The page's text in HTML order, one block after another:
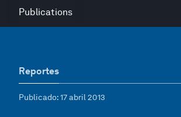
Publications
Reportes
Publicado: 17 abril 2013